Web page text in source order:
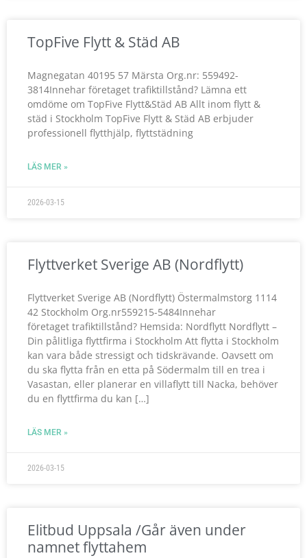
TopFive Flytt & Städ AB
Magnegatan 40195 57 Märsta Org.nr: 559492-
3814Innehar företaget trafiktillstånd? Lämna ett
omdöme om TopFive Flytt&Städ AB Allt inom flytt &
städ i Stockholm TopFive Flytt & Städ AB erbjuder
professionell flytthjälp, flyttstädning
LÄS MER »
2026-03-15
Flyttverket Sverige AB (Nordflytt)
Flyttverket Sverige AB (Nordflytt) Östermalmstorg 1114
42 Stockholm Org.nr559215-5484Innehar
företaget trafiktillstånd? Hemsida: Nordflytt Nordflytt –
Din pålitliga flyttfirma i Stockholm Att flytta i Stockholm
kan vara både stressigt och tidskrävande. Oavsett om
du ska flytta från en etta på Södermalm till en trea i
Vasastan, eller planerar en villa­flytt till Nacka, behöver
du en flyttfirma du kan […]
LÄS MER »
2026-03-15
Elitbud Uppsala /Går även under
namnet flyttahem